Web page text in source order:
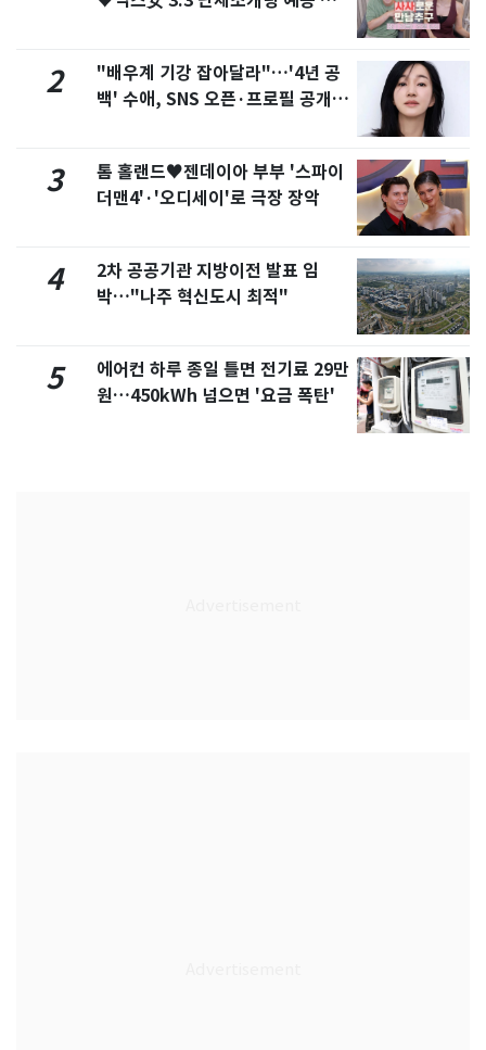
2
"배우계 기강 잡아달라"…'4년 공
백' 수애, SNS 오픈·프로필 공개
3
톰 홀랜드♥젠데이아 부부 '스파이
더맨4'·'오디세이'로 극장 장악
4
2차 공공기관 지방이전 발표 임
박…"나주 혁신도시 최적"
5
에어컨 하루 종일 틀면 전기료 29만
원…450kWh 넘으면 '요금 폭탄'